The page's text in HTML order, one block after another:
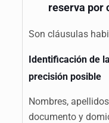
reserva por
Son cláusulas
Identificación de
precisión posible
Nombres,
documento y